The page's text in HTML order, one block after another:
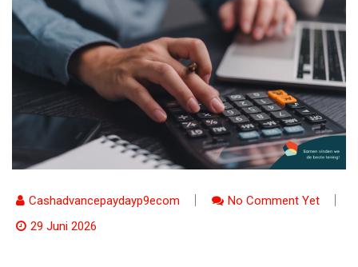
Cashadvancepaydayp9ecom
No Comment Yet
29 Juni 2026